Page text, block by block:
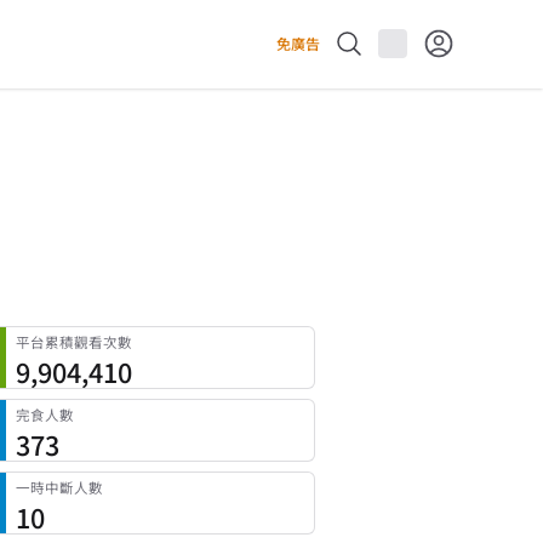
免廣告
平台累積觀看次數
9,904,410
完食人數
373
一時中斷人數
10